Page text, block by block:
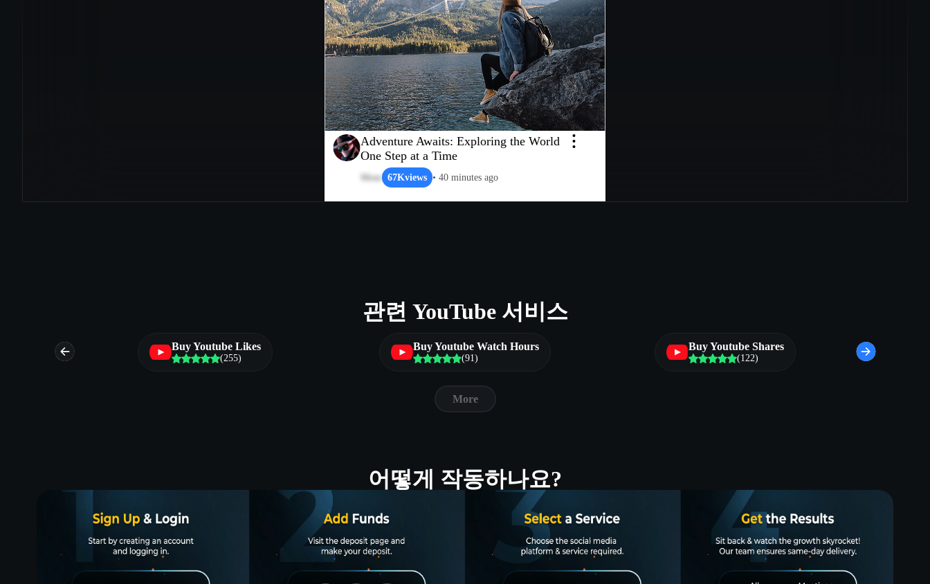
Adventure Awaits: Exploring the World
One Step at a Time
Mous 67Kviews • 40 minutes ago
관련 YouTube 서비스
Buy Youtube Likes
(255)
Buy Youtube Watch Hours
(91)
Buy Youtube Shares
(122)
More
어떻게 작동하나요?